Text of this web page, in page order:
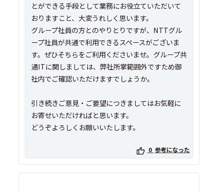
とができる手段として業務にお役立ていただいて
おりますこと、大変うれしく思います。
グループ社員の方とのやりとりですが、NTTグル
ープ社員が共通で利用できるスペースがございま
す。ぜひそちらをご利用くださいませ。グループ共
通ITに関しましては、弊社所掌範囲外ですため御
社内でご確認いただけますでしょうか。
引き続きご意見・ご要望につきましてはお気軽に
お寄せいただければと思います。
どうぞよろしくお願いいたします。
0 参考になった